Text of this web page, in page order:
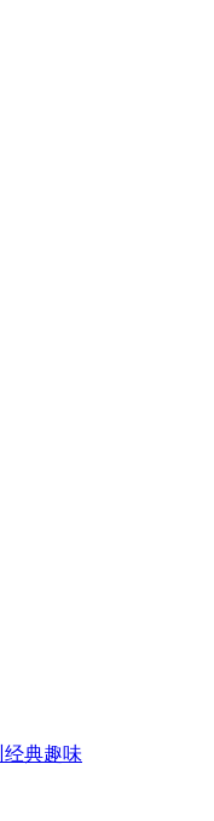
经典趣味